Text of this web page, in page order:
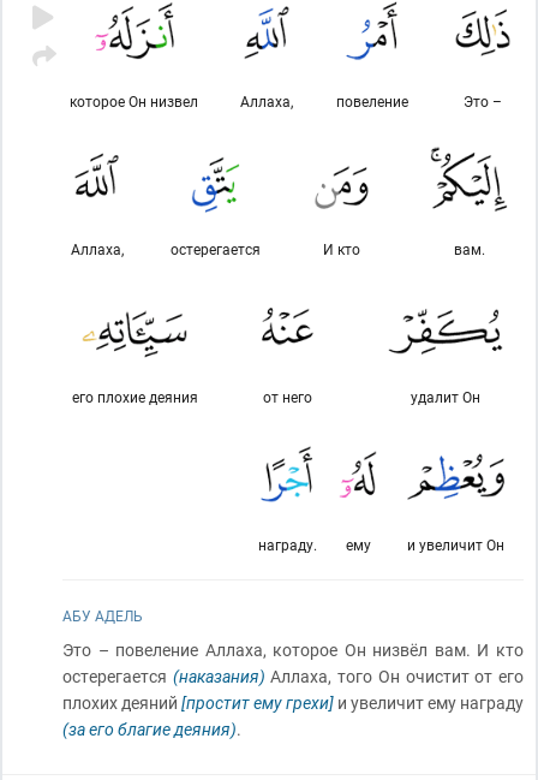
Это –
повеление
Аллаха,
которое Он низвел
вам.
И кто
остерегается
Аллаха,
удалит Он
от него
его плохие деяния
и увеличит Он
ему
награду.
АБУ АДЕЛЬ
Это – повеление Аллаха, которое Он низвёл вам. И кто
остерегается (наказания) Аллаха, того Он очистит от его
плохих деяний [простит ему грехи] и увеличит ему награду
(за его благие деяния).